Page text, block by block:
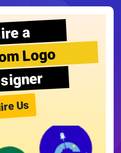
a
Logo
Us